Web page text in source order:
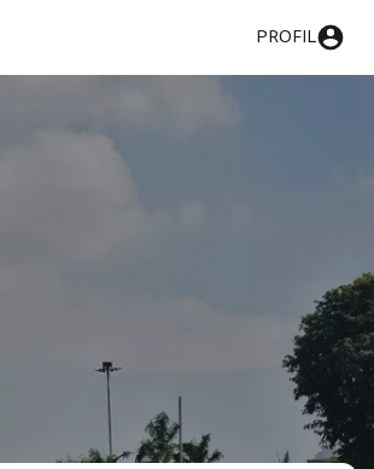
PROFIL